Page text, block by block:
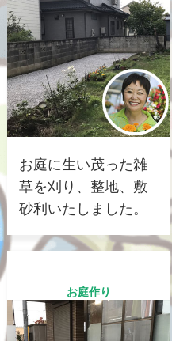
お庭に生い茂った雑
草を刈り、整地、敷
砂利いたしました。
お庭作り